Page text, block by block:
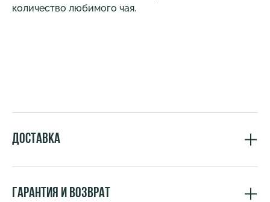
количество любимого чая.
Доставка
Гарантия и возврат